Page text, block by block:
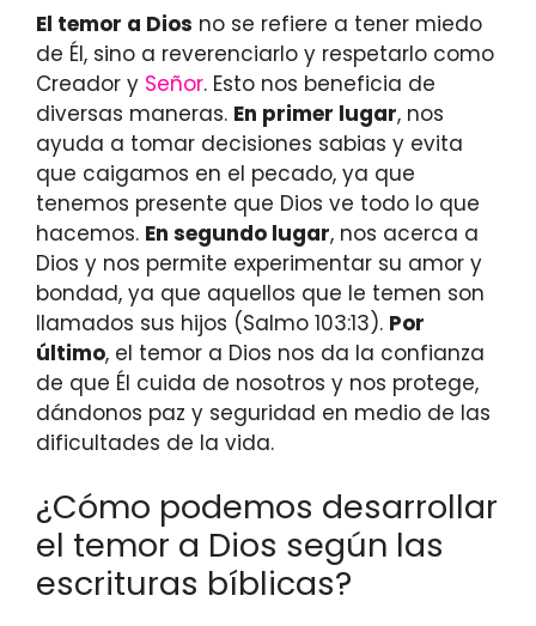
El temor a Dios no se refiere a tener miedo
de Él, sino a reverenciarlo y respetarlo como
Creador y Señor. Esto nos beneficia de
diversas maneras. En primer lugar, nos
ayuda a tomar decisiones sabias y evita
que caigamos en el pecado, ya que
tenemos presente que Dios ve todo lo que
hacemos. En segundo lugar, nos acerca a
Dios y nos permite experimentar su amor y
bondad, ya que aquellos que le temen son
llamados sus hijos (Salmo 103:13). Por
último, el temor a Dios nos da la confianza
de que Él cuida de nosotros y nos protege,
dándonos paz y seguridad en medio de las
dificultades de la vida.
¿Cómo podemos desarrollar
el temor a Dios según las
escrituras bíblicas?